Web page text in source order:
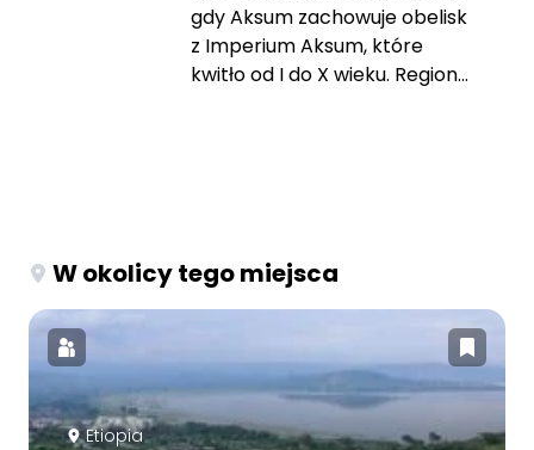
gdy Aksum zachowuje obelisk
z Imperium Aksum, które
kwitło od I do X wieku. Region...
W okolicy tego miejsca
Etiopia